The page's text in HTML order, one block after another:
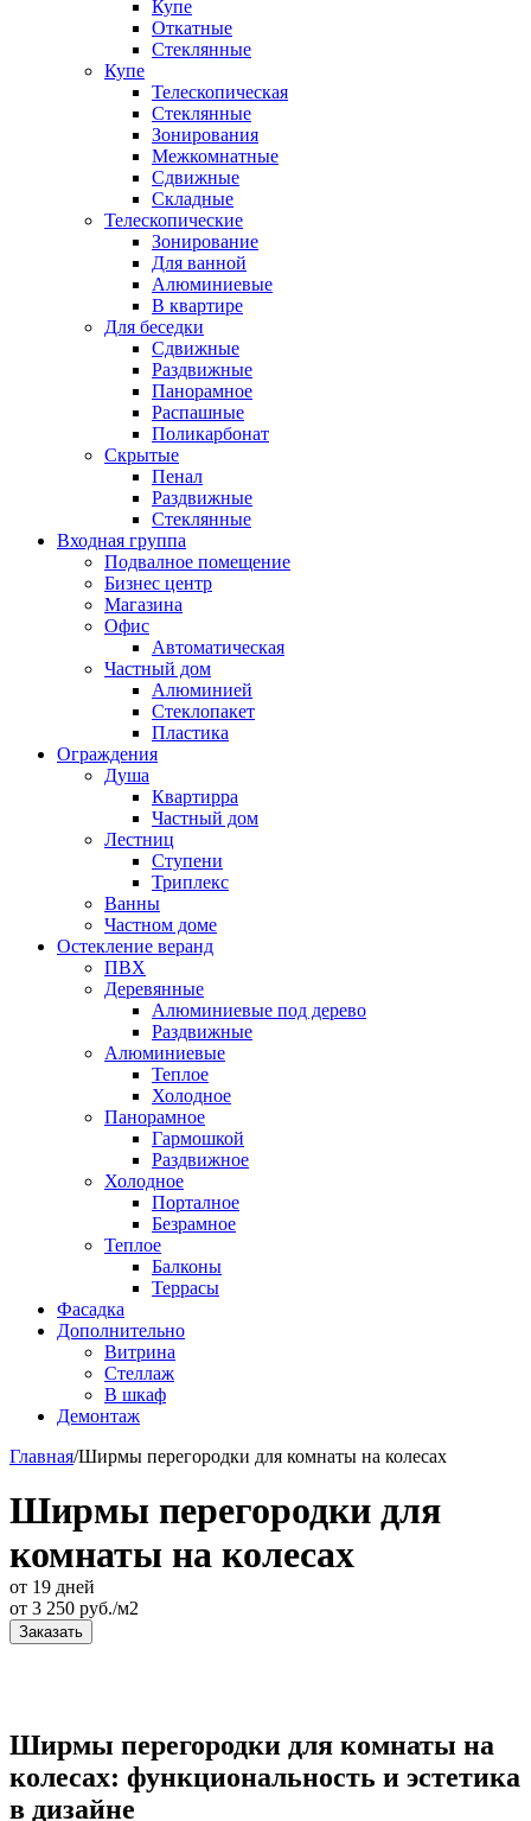
Купе
Откатные
Стеклянные
Купе
Телескопическая
Стеклянные
Зонирования
Межкомнатные
Сдвижные
Складные
Телескопические
Зонирование
Для ванной
Алюминиевые
В квартире
Для беседки
Сдвижные
Раздвижные
Панорамное
Распашные
Поликарбонат
Скрытые
Пенал
Раздвижные
Стеклянные
Входная группа
Подвалное помещение
Бизнес центр
Магазина
Офис
Автоматическая
Частный дом
Алюминией
Стеклопакет
Пластика
Ограждения
Душа
Квартирра
Частный дом
Лестниц
Ступени
Триплекс
Ванны
Частном доме
Остекление веранд
ПВХ
Деревянные
Алюминиевые под дерево
Раздвижные
Алюминиевые
Теплое
Холодное
Панорамное
Гармошкой
Раздвижное
Холодное
Порталное
Безрамное
Теплое
Балконы
Террасы
Фасадка
Дополнительно
Витрина
Стеллаж
В шкаф
Демонтаж
Главная/Ширмы перегородки для комнаты на колесах
Ширмы перегородки для
комнаты на колесах
от 19 дней
от 3 250 руб./м2
Заказать
Ширмы перегородки для комнаты на
колесах: функциональность и эстетика
в дизайне